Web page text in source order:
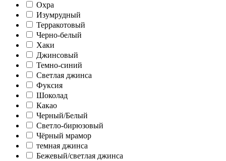
Охра
Изумрудный
Терракотовый
Черно-белый
Хаки
Джинсовый
Темно-синий
Светлая джинса
Фуксия
Шоколад
Какао
Черный/Белый
Светло-бирюзовый
Чёрный мрамор
темная джинса
Бежевый/светлая джинса